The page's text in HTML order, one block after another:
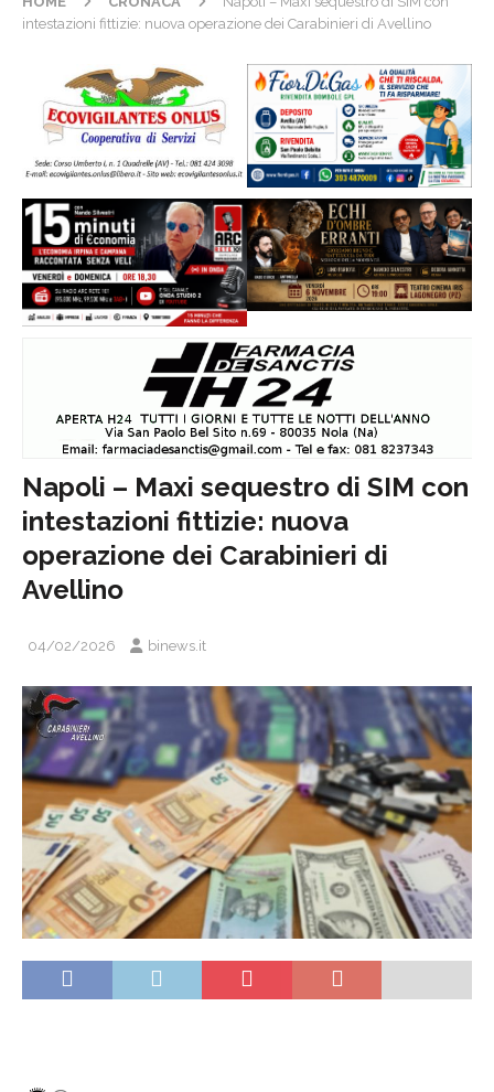
intestazioni fittizie: nuova operazione dei Carabinieri di Avellino
Napoli – Maxi sequestro di SIM con
intestazioni fittizie: nuova
operazione dei Carabinieri di
Avellino
04/02/2026 binews.it